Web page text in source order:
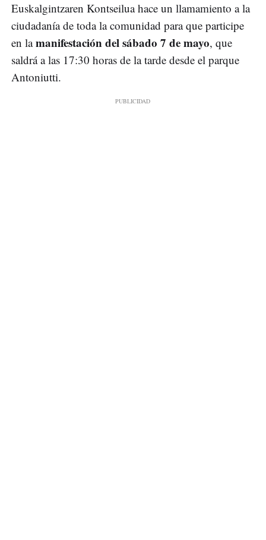
Euskalgintzaren Kontseilua hace un llamamiento a la
ciudadanía de toda la comunidad para que participe
en lamanifestación del sábado 7 de mayo, que
saldrá a las 17:30 horas de la tarde desde el parque
Antoniutti.